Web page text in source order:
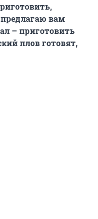
вам
– приготовить
плов готовят,